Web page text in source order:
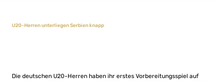
U20-Herren unterliegen Serbien knapp
Die deutschen U20-Herren haben ihr erstes Vorbereitungsspiel auf